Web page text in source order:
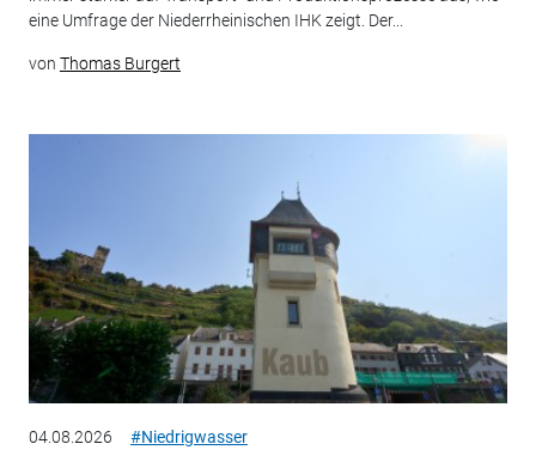
eine Umfrage der Niederrheinischen IHK zeigt. Der...
von Thomas Burgert
04.08.2026 #Niedrigwasser